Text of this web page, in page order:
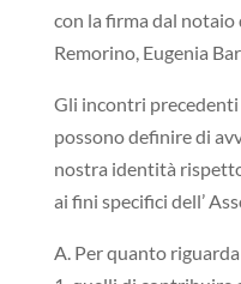
con la firma dal
Remorino, Eugenia
Gli incontri
possono definire di
nostra identità
ai fini specifici dell’
A. Per quanto